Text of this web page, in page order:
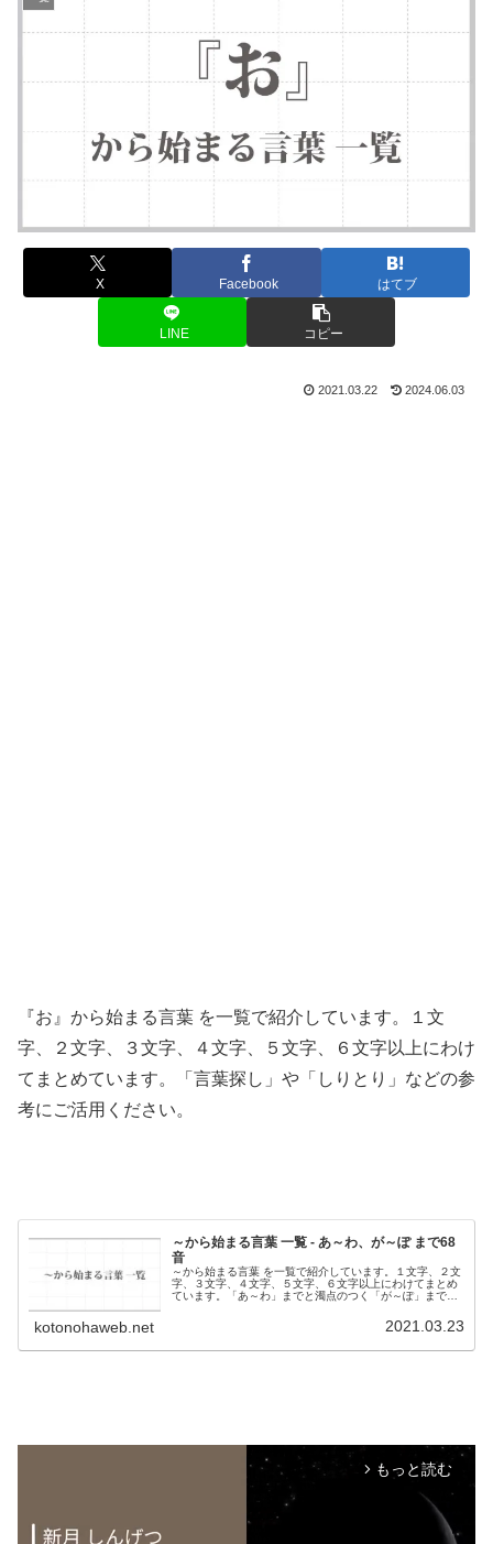
X Facebook はてブ
LINE コピー
2021.03.22 2024.06.03
『お』から始まる言葉 を一覧で紹介しています。１文
字、２文字、３文字、４文字、５文字、６文字以上にわけ
てまとめています。「言葉探し」や「しりとり」などの参
考にご活用ください。
～から始まる言葉 一覧 - あ～わ、が～ぽ まで68
音
～から始まる言葉 を一覧で紹介しています。１文字、２文
字、３文字、４文字、５文字、６文字以上にわけてまとめ
ています。「あ～わ」までと濁点のつく「が～ぽ」まで全
kotonohaweb.net 2021.03.23
arrow_forward_ios もっと読む